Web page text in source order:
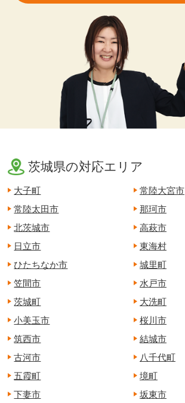
茨城県の対応エリア
大子町
常陸大宮市
常陸太田市
那珂市
北茨城市
高萩市
日立市
東海村
ひたちなか市
城里町
笠間市
水戸市
茨城町
大洗町
小美玉市
桜川市
筑西市
結城市
古河市
八千代町
五霞町
境町
下妻市
坂東市